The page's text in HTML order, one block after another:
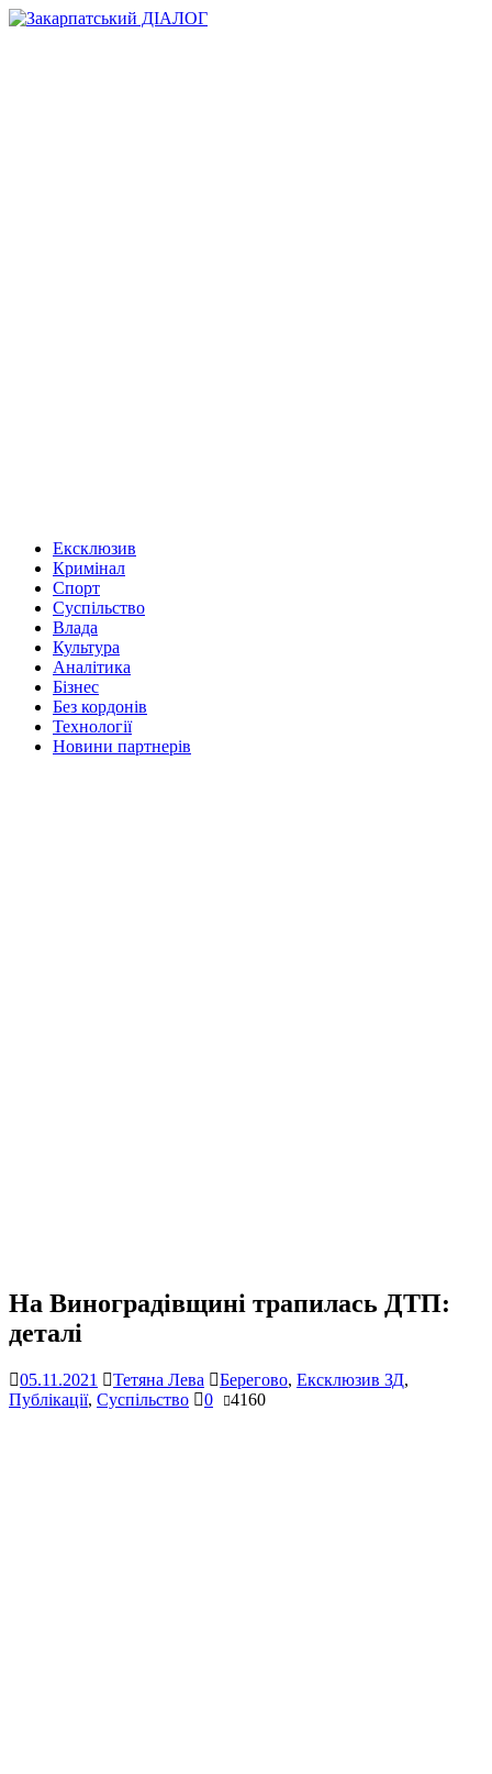
Ексклюзив
Кримінал
Спорт
Суспільство
Влада
Культура
Аналітика
Бізнес
Без кордонів
Технології
Новини партнерів
На Виноградівщині трапилась ДТП:
деталі
05.11.2021 Тетяна Лева Берегово, Ексклюзив ЗД,
Публікації, Суспільство 0 4160